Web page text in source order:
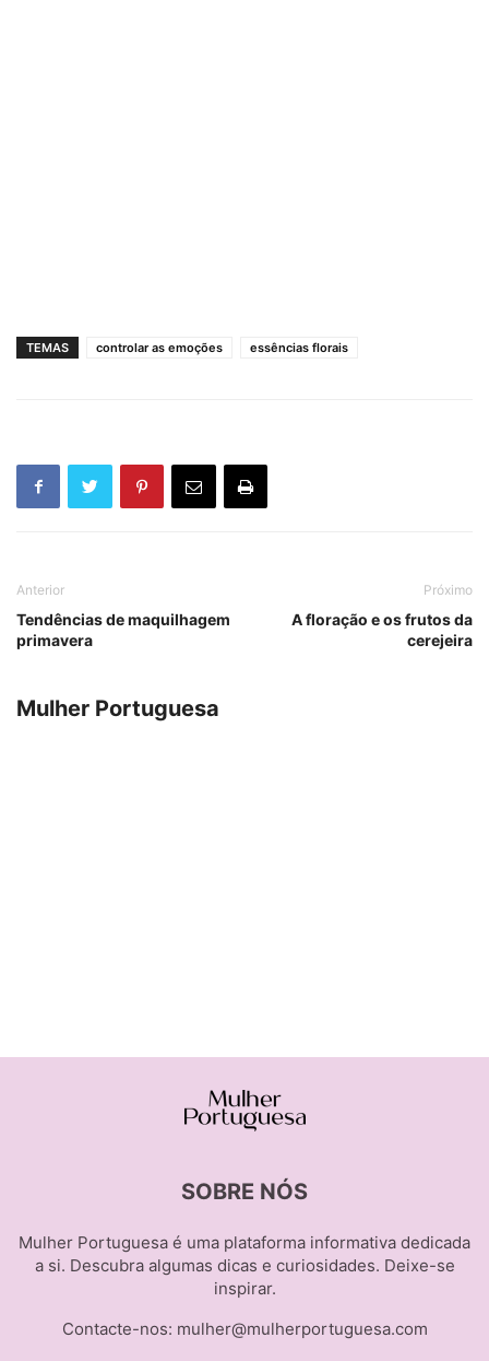
TEMAS controlar as emoções essências florais
Anterior
Tendências de maquilhagem
primavera
Próximo
A floração e os frutos da
cerejeira
Mulher Portuguesa
SOBRE NÓS
Mulher Portuguesa é uma plataforma informativa dedicada
a si. Descubra algumas dicas e curiosidades. Deixe-se
inspirar.
Contacte-nos: mulher@mulherportuguesa.com